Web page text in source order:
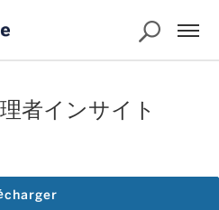
者インサイト